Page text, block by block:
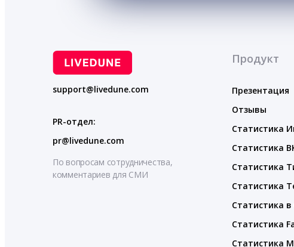
support@livedune.com
PR-отдел:
pr@livedune.com
По вопросам сотрудничества,
комментариев для СМИ
Продукт
Презентация
Отзывы
Статистика
Статистика
Статистика
Статистика
Статистика
Статистика
Статистика